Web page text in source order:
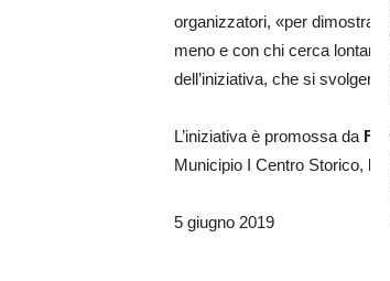
organizzatori, «per
meno e con chi cerca
dell’iniziativa, che si
L’iniziativa è promossa da
Municipio I Centro Storico, la
5 giugno 2019